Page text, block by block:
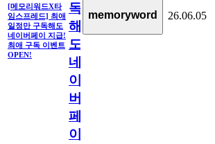
[메모리워드X타
임스프레드] 최애
일정만 구독해도
네이버페이 지급!
최애 구독 이벤트
OPEN!
독
해
도
네
이
버
페
이
memoryword 26.06.05